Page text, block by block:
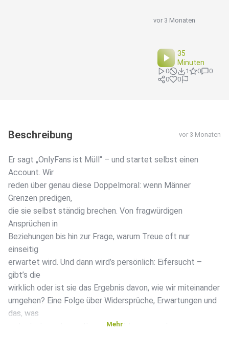
vor 3 Monaten
35
Minuten
0 1 0
0
0
0
Beschreibung vor 3 Monaten
Er sagt „OnlyFans ist Müll“ – und startet selbst einen
Account. Wir
reden über genau diese Doppelmoral: wenn Männer
Grenzen predigen,
die sie selbst ständig brechen. Von fragwürdigen
Ansprüchen in
Beziehungen bis hin zur Frage, warum Treue oft nur
einseitig
erwartet wird. Und dann wird’s persönlich: Eifersucht –
gibt’s die
wirklich oder ist sie das Ergebnis davon, wie wir miteinander
umgehen? Eine Folge über Widersprüche, Erwartungen und
das, was
viele denken, aber selten so direkt aussprechen.
Mehr